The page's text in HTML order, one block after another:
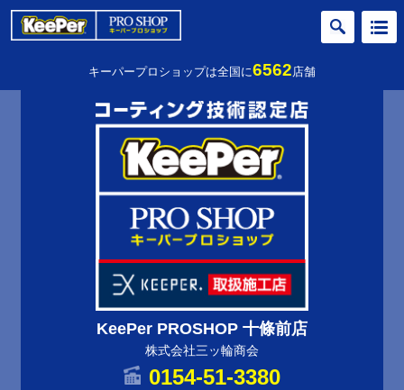
キーパープロショップは全国に6562店舗
KeePer PROSHOP 十條前店
株式会社三ッ輪商会
0154-51-3380